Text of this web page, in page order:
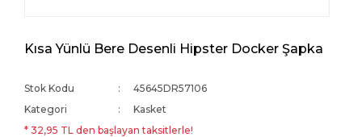
Kısa Yünlü Bere Desenli Hipster Docker Şapka
Stok Kodu
45645DR57106
Kategori
Kasket
* 32,95 TL den başlayan taksitlerle!